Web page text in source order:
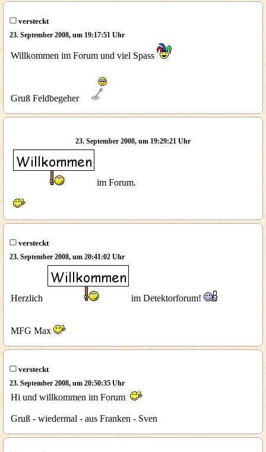
versteckt
23. September 2008, um 19:17:51 Uhr
Willkommen im Forum und viel Spass
Gruß Feldbegeher
23. September 2008, um 19:29:21 Uhr
im Forum.
versteckt
23. September 2008, um 20:41:02 Uhr
Herzlich im Detektorforum!
MFG Max
versteckt
23. September 2008, um 20:50:35 Uhr
Hi und willkommen im Forum
Gruß - wiedermal - aus Franken - Sven